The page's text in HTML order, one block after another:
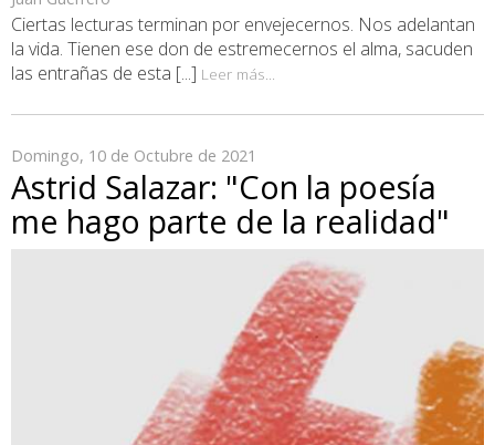
Ciertas lecturas terminan por envejecernos. Nos adelantan
la vida. Tienen ese don de estremecernos el alma, sacuden
las entrañas de esta [...] Leer más...
Domingo, 10 de Octubre de 2021
Astrid Salazar: "Con la poesía
me hago parte de la realidad"